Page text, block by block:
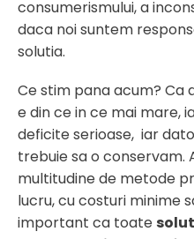
consumerismului, a
daca noi suntem
solutia.
Ce stim pana acum? Ca
e din ce in ce mai mare,
deficite serioase, iar
trebuie sa o conservam.
multitudine de metode
lucru, cu costuri minime
important ca toate